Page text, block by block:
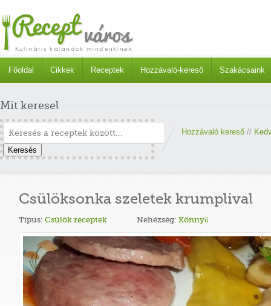
Főoldal Cikkek Receptek Hozzávaló-kereső Szakácsaink
Mit keresel
Keresés
Hozzávaló kereső //
Csülöksonka szeletek krumplival
Típus: Csülök receptek Nehézség: Könnyű